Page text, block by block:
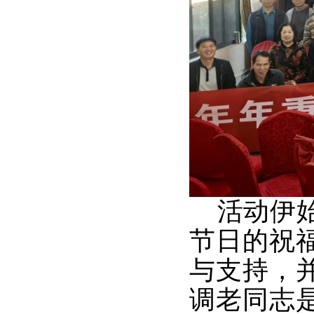
活动伊
节日的祝
与支持，
调老同志